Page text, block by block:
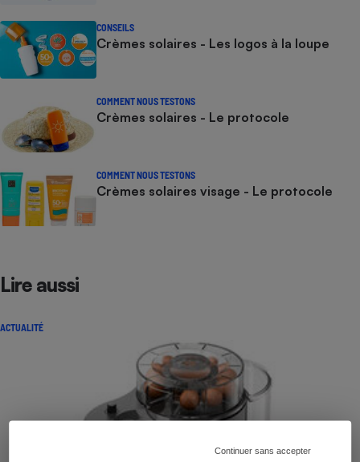
Continuer sans accepter
CONSEILS
Crèmes solaires - Les logos à la loupe
COMMENT NOUS TESTONS
Crèmes solaires - Le protocole
COMMENT NOUS TESTONS
Crèmes solaires visage - Le protocole
Lire aussi
ACTUALITÉ